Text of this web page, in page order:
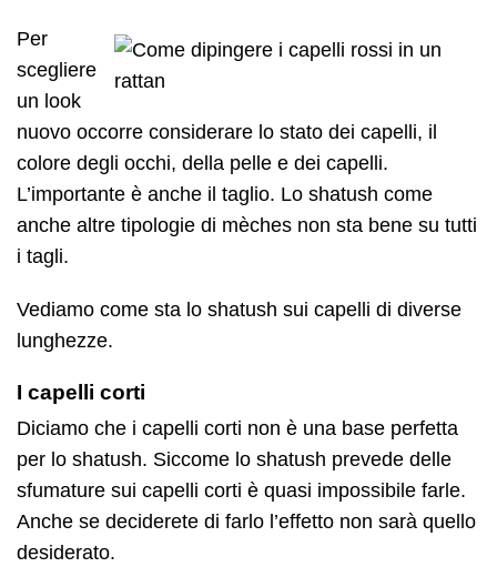
Per
scegliere
un look
nuovo occorre considerare lo stato dei capelli, il
colore degli occhi, della pelle e dei capelli.
L’importante è anche il taglio. Lo shatush come
anche altre tipologie di mèches non sta bene su tutti
i tagli.
Vediamo come sta lo shatush sui capelli di diverse
lunghezze.
I capelli corti
Diciamo che i capelli corti non è una base perfetta
per lo shatush. Siccome lo shatush prevede delle
sfumature sui capelli corti è quasi impossibile farle.
Anche se deciderete di farlo l’effetto non sarà quello
desiderato.